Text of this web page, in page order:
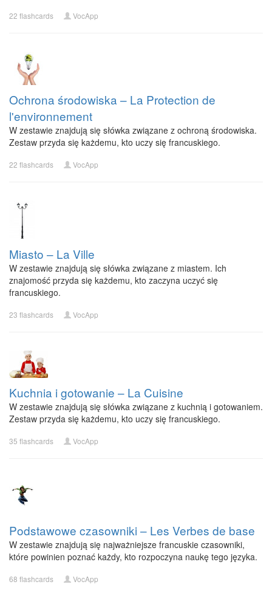
22 flashcards VocApp
Ochrona środowiska – La Protection de
l'environnement
W zestawie znajdują się słówka związane z ochroną środowiska.
Zestaw przyda się każdemu, kto uczy się francuskiego.
22 flashcards VocApp
Miasto – La Ville
W zestawie znajdują się słówka związane z miastem. Ich
znajomość przyda się każdemu, kto zaczyna uczyć się
francuskiego.
23 flashcards VocApp
Kuchnia i gotowanie – La Cuisine
W zestawie znajdują się słówka związane z kuchnią i gotowaniem.
Zestaw przyda się każdemu, kto uczy się francuskiego.
35 flashcards VocApp
Podstawowe czasowniki – Les Verbes de base
W zestawie znajdują się najważniejsze francuskie czasowniki,
które powinien poznać każdy, kto rozpoczyna naukę tego języka.
68 flashcards VocApp